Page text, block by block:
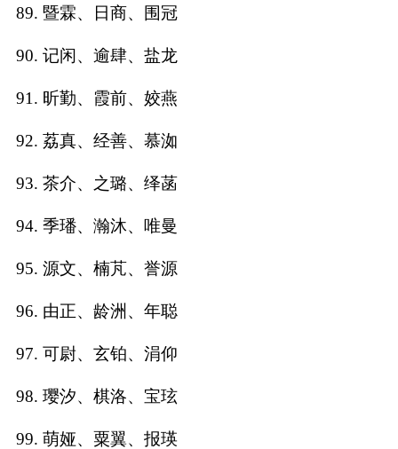
89. 暨霖、日商、围冠
90. 记闲、逾肆、盐龙
91. 昕勤、霞前、姣燕
92. 荔真、经善、慕洳
93. 茶介、之璐、绎菡
94. 季璠、瀚沐、唯曼
95. 源文、楠芃、誉源
96. 由正、龄洲、年聪
97. 可尉、玄铂、涓仰
98. 璎汐、棋洛、宝玹
99. 萌娅、粟翼、报瑛